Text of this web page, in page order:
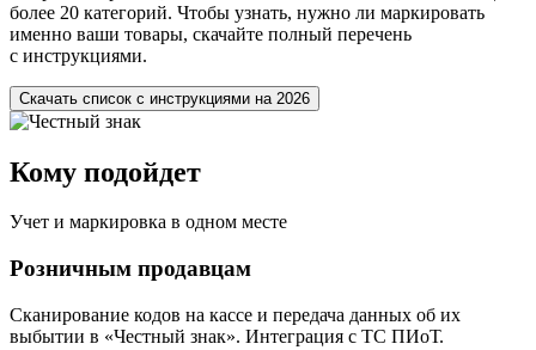
более 20 категорий. Чтобы узнать, нужно ли маркировать
именно ваши товары, скачайте полный перечень
с инструкциями.
Скачать список с инструкциями на 2026
Кому подойдет
Учет и маркировка в одном месте
Розничным продавцам
Сканирование кодов на кассе и передача данных об их
выбытии в «Честный знак». Интеграция с ТС ПИоТ.